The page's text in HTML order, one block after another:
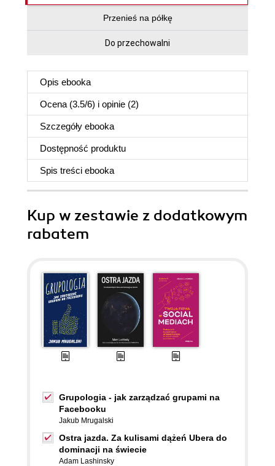
Przenieś na półkę
Do przechowalni
Opis ebooka
Ocena (3.5/6) i opinie (2)
Szczegóły ebooka
Dostępność produktu
Spis treści ebooka
Kup w zestawie z dodatkowym
rabatem
Grupologia - jak zarządzać grupami na
Facebooku
Jakub Mrugalski
Ostra jazda. Za kulisami dążeń Ubera do
dominacji na świecie
Adam Lashinsky